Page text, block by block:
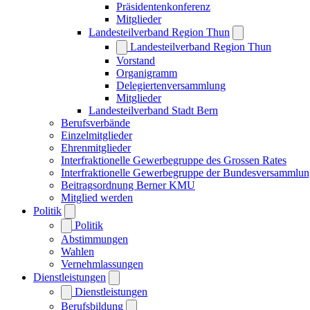
Präsidentenkonferenz
Mitglieder
Landesteilverband Region Thun
Landesteilverband Region Thun
Vorstand
Organigramm
Delegiertenversammlung
Mitglieder
Landesteilverband Stadt Bern
Berufsverbände
Einzelmitglieder
Ehrenmitglieder
Interfraktionelle Gewerbegruppe des Grossen Rates
Interfraktionelle Gewerbegruppe der
Beitragsordnung Berner KMU
Mitglied werden
Politik
Politik
Abstimmungen
Wahlen
Vernehmlassungen
Dienstleistungen
Dienstleistungen
Berufsbildung